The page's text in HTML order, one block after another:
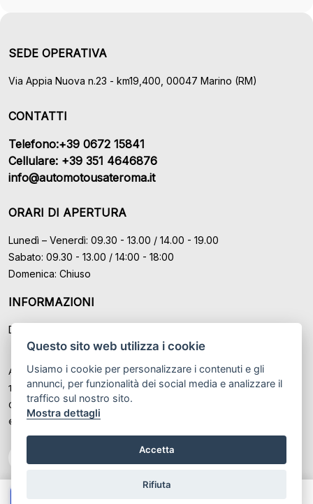
Questo sito web utilizza i cookie
Usiamo i cookie per personalizzare i contenuti e gli
annunci, per funzionalità dei social media e analizzare il
traffico sul nostro sito.
Mostra dettagli
Accetta
Rifiuta
SEDE OPERATIVA
Via Appia Nuova n.23 - km19,400, 00047 Marino (RM)
CONTATTI
Telefono:+39 0672 15841
Cellulare: +39 351 4646876
info@automotousateroma.it
ORARI DI APERTURA
Lunedì – Venerdì: 09.30 - 13.00 / 14.00 - 19.00
Sabato: 09.30 - 13.00 / 14:00 - 18:00
Domenica: Chiuso
INFORMAZIONI
Domande Frequenti (FAQ)
Auto Moto Usate Roma Srl sede di Marino - Roma, P.IVA: IT
12489131008
Cod. Fisc. ed Iscr. al Registro Imprese di Roma n° 12489131008
© Another site byGestionale auto